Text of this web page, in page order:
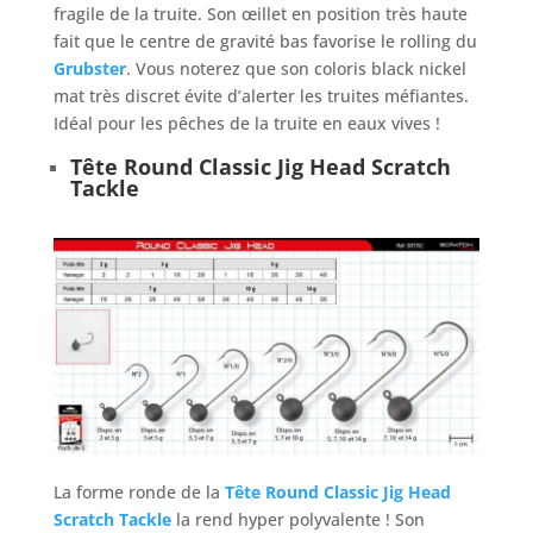
fragile de la truite. Son œillet en position très haute
fait que le centre de gravité bas favorise le rolling du
Grubster. Vous noterez que son coloris black nickel
mat très discret évite d’alerter les truites méfiantes.
Idéal pour les pêches de la truite en eaux vives !
Tête Round Classic Jig Head Scratch
Tackle
La forme ronde de la Tête Round Classic Jig Head
Scratch Tackle la rend hyper polyvalente ! Son